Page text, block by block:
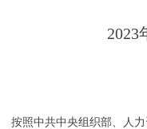
2023
按照中共中央组织部、人